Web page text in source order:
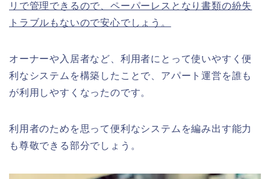
リで管理できるので、ペーパーレスとなり書類の紛失
トラブルもないので安心でしょう。
オーナーや入居者など、利用者にとって使いやすく便
利なシステムを構築したことで、アパート運営を誰も
が利用しやすくなったのです。
利用者のためを思って便利なシステムを編み出す能力
も尊敬できる部分でしょう。